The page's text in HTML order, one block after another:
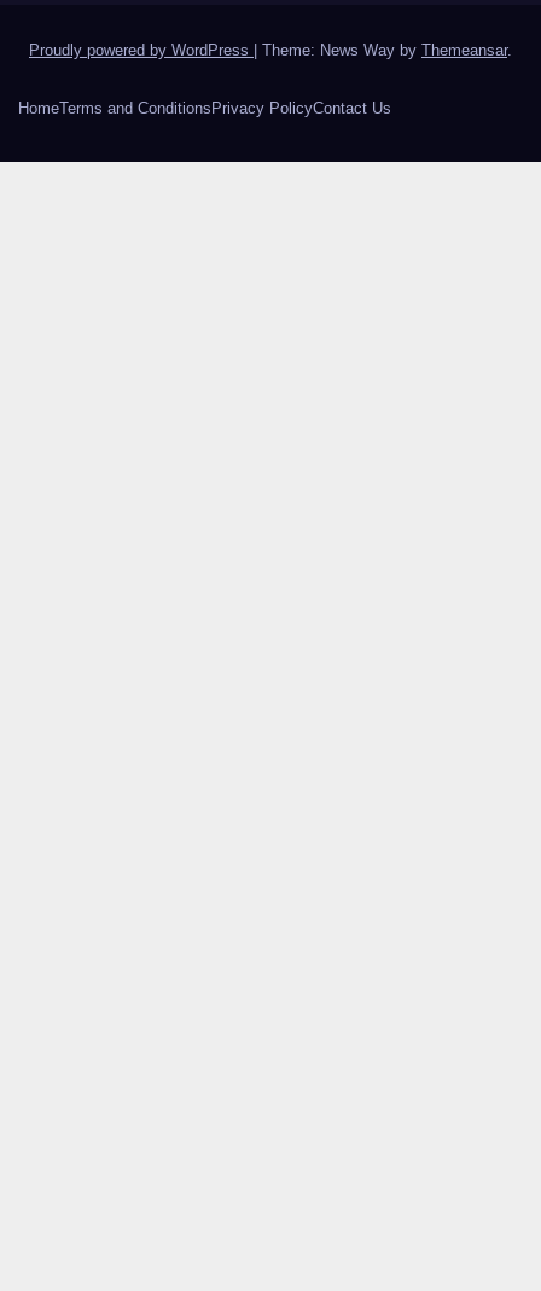
Proudly powered by WordPress | Theme: News Way by Themeansar.
HomeTerms and Conditions Privacy PolicyContact Us